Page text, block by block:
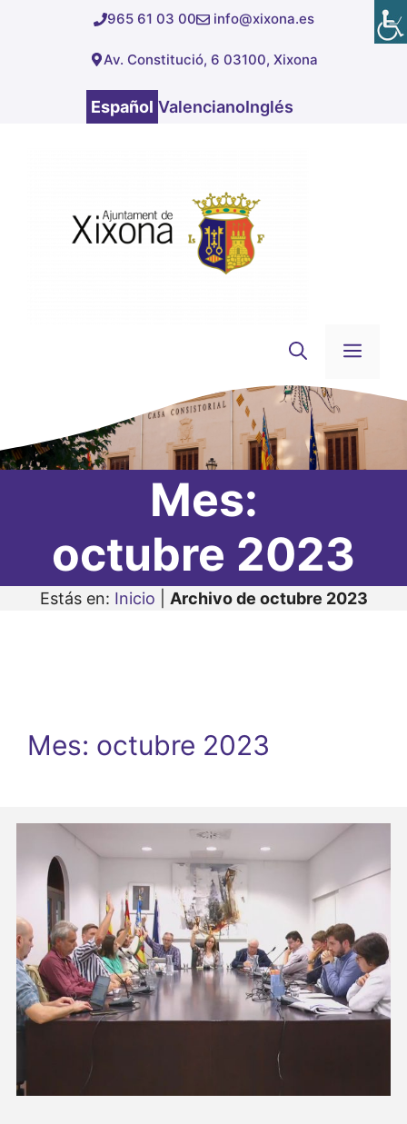
965 61 03 00 info@xixona.es
Av. Constitució, 6 03100, Xixona
Español ValencianoInglés
Mes:
octubre 2023
Estás en: Inicio Archivo de octubre 2023
Mes: octubre 2023